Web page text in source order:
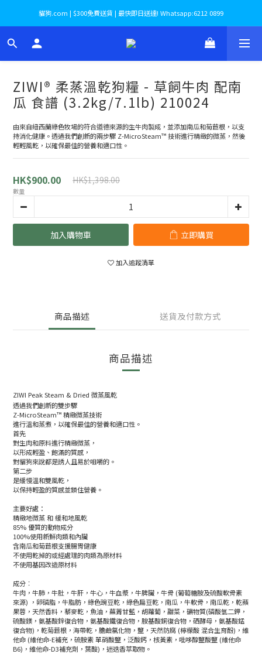
貓狗.com | $300免費送貨 | 最快即日送達! Whatsapp:6212 0899
ZIWI® 柔蒸溫乾狗糧 - 草飼牛肉 配南
瓜 食譜 (3.2kg/7.1lb) 210024
由來自紐西蘭綠色牧場的符合道德來源的生牛肉製成，並添加南瓜和菊苣根，以支
持消化健康。透過我們創新的兩步驟 Z-MicroSteam™ 技術進行精緻的微蒸，然後
輕輕風乾，以確保最佳的營養和適口性。
HK$900.00 HK$1,398.00
數量
加入購物車 立即購買
加入追蹤清單
商品描述 送貨及付款方式
商品描述
ZIWI Peak Steam & Dried 微蒸風乾
透過我們創新的雙步驟
Z-MicroSteam™ 精緻微蒸技術
進行溫和蒸煮，以確保最佳的營養和適口性。
首先
對生肉和原料進行精緻微蒸，
以形成輕盈、飽滿的質感，
對貓狗來說都是誘人且易於咀嚼的。
第二步
是緩慢溫和雙風乾，
以保持輕盈的質感並鎖住營養。
主要好處：
精緻地微蒸 和 緩和地風乾
85% 優質的動物成分
100%使用新鮮肉類和內臟
含南瓜和菊苣根支援腸胃健康
不使用乾掉的或經處理的肉類為原材料
不使用基因改造原材料
成分︰
牛肉，牛肺，牛肚，牛肝，牛心，牛血漿，牛脾臟，牛骨 (葡萄糖胺及硫酸軟骨素
來源) ，卵磷脂，牛脂肪，綠色豌豆乾，綠色扁豆乾，南瓜，牛軟骨，南瓜乾，乾蘋
果蓉，天然香料，藜麥乾，魚油，蕪菁甘藍，胡蘿蔔，甜菜，礦物質(磷酸氫二鉀，
硫酸鎂，氨基酸鋅復合物，氨基酸鐵復合物，胺基酸銅復合物，硒酵母，氨基酸錳
復合物)，乾菊苣根，海帶乾，膽鹼氯化物，鹽，天然防腐 (檸檬酸 混合生育酚)，維
他命 (維他命-E補充，硫胺素 單硝酸鹽，泛酸鈣，核黃素，吡哆醇鹽酸鹽 (維他命
B6)，維他命-D3補充劑，葉酸)，迷迭香萃取物。